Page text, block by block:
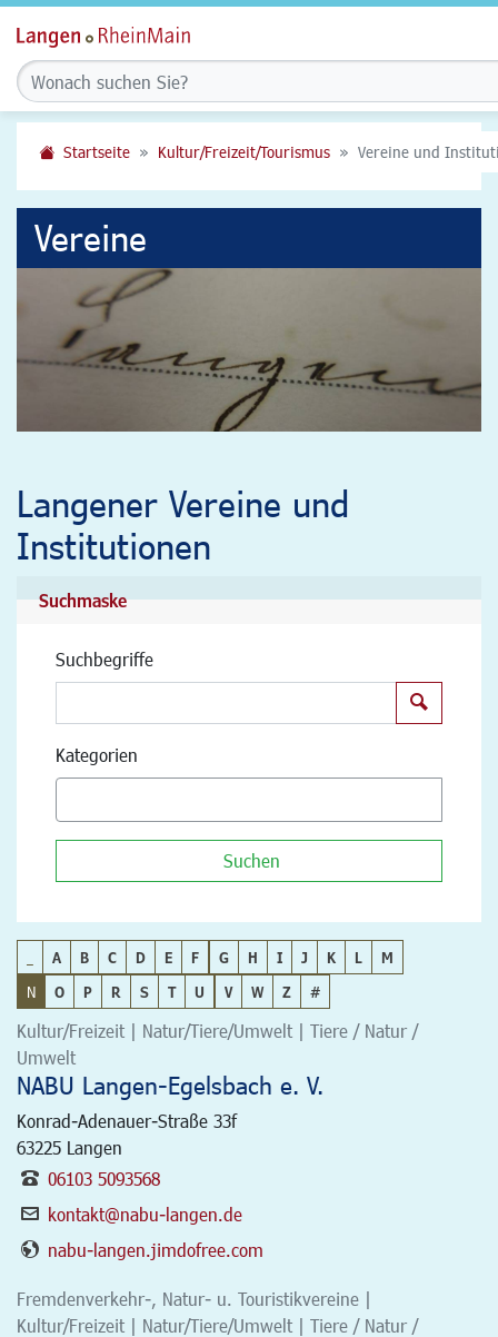
Startseite Kultur/Freizeit/Tourismus Vereine und
Vereine
Langener Vereine und
Institutionen
Suchmaske
Suchbegriffe
Kategorien
Suchen
A B C D E F G H I J K L
M
N
O P R S T U V W Z #
Kultur/Freizeit | Natur/Tiere/Umwelt | Tiere / Natur /
Umwelt
NABU Langen-Egelsbach e. V.
Konrad-Adenauer-Straße 33f
63225 Langen
06103 5093568
kontakt@nabu-langen.de
nabu-langen.jimdofree.com
Fremdenverkehr-, Natur- u. Touristikvereine |
Kultur/Freizeit | Natur/Tiere/Umwelt | Tiere / Natur /